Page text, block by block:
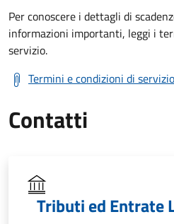
Per conoscere i dettagli di
informazioni importanti, leggi i
servizio.
Termini e condizioni di servizio
Contatti
Tributi ed Entrate